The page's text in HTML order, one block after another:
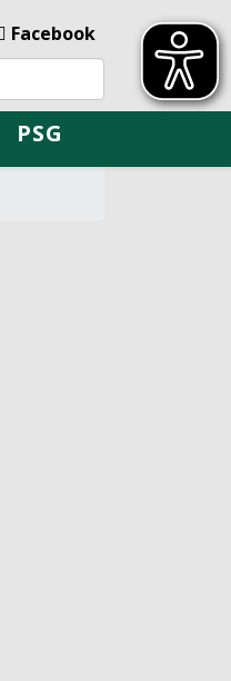
Facebook
PSG